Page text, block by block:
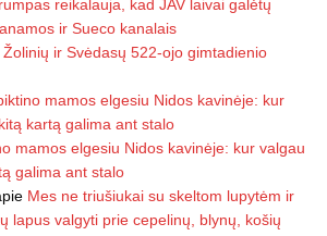
reikalauja, kad JAV laivai galėtų
ir Sueco kanalais
Žolinių ir Svėdasų 522-ojo gimtadienio
mamos elgesiu Nidos kavinėje: kur
kartą galima ant stalo
mamos elgesiu Nidos kavinėje: kur valgau
galima ant stalo
Mes ne triušiukai su skeltom lupytėm ir
lapus valgyti prie cepelinų, blynų, košių